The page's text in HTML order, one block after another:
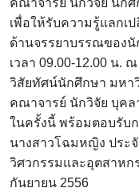
คณาจารย์ นักวิจัย นัก
เพื่อให้รับความรู้แลกเ
ด้านจรรยาบรรณของนั
เวลา 09.00-12.00 น.
วิสัยทัศน์นักศึกษา มหา
คณาจารย์ นักวิจัย บุคล
ในครั้งนี้ พร้อมตอบรับก
นางสาวโฉมหญิง ประ
วิศวกรรมและอุตสาหก
กันยายน 2556